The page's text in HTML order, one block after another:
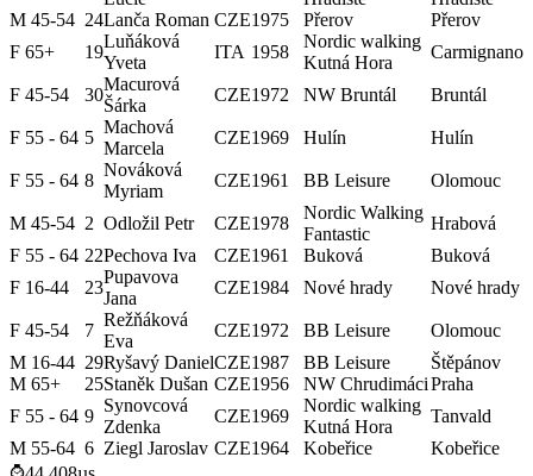
M 45-54 24Lanča Roman CZE1975 Přerov
Přerov
F 65+
19
Luňáková
Yveta
ITA 1958
Nordic walking
Kutná Hora
Carmignano
F 45-54 30
Macurová
Šárka
CZE1972 NW Bruntál Bruntál
F 55 - 64 5
Machová
Marcela
CZE1969 Hulín Hulín
F 55 - 64 8
Nováková
Myriam
CZE1961 BB Leisure Olomouc
M 45-54 2 Odložil Petr CZE1978
Nordic Walking
Fantastic
Hrabová
F 55 - 64 22Pechova Iva CZE1961 Buková
Buková
F 16-44
23
Pupavova
Jana
CZE1984 Nové hrady Nové hrady
F 45-54 7
Režňáková
Eva
CZE1972 BB Leisure
Olomouc
M 16-44 29Ryšavý DanielCZE1987 BB Leisure
Štěpánov
M 65+
25Staněk Dušan CZE1956 NW ChrudimáciPraha
F 55 - 64 9
Synovcová
Zdenka
CZE1969
Nordic walking
Kutná Hora
Tanvald
M 55-64 6 Ziegl Jaroslav CZE1964 Kobeřice
Kobeřice